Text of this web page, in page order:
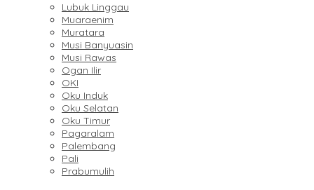
Lubuk Linggau
Muaraenim
Muratara
Musi Banyuasin
Musi Rawas
Ogan Ilir
OKI
Oku Induk
Oku Selatan
Oku Timur
Pagaralam
Palembang
Pali
Prabumulih